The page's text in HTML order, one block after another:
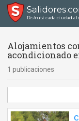
Disfrutá cada ciudad
Alojamientos
acondicionado
1 publicaciones